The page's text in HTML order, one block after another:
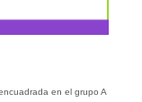
en el grupo A